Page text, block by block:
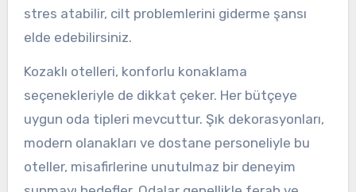
stres atabilir, cilt problemlerini giderme şansı
elde edebilirsiniz.
Kozaklı otelleri, konforlu konaklama
seçenekleriyle de dikkat çeker. Her bütçeye
uygun oda tipleri mevcuttur. Şık dekorasyonları,
modern olanakları ve dostane personeliyle bu
oteller, misafirlerine unutulmaz bir deneyim